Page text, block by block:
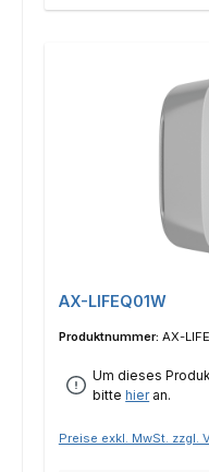
AX-LIFEQ01W
Produktnummer: AX-
Um dieses
bittehieran.
Preise exkl. MwSt. zzgl.